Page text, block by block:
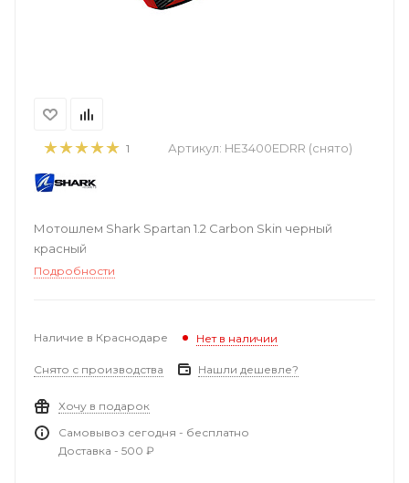
1 Артикул: HE3400EDRR (снято)
Мотошлем Shark Spartan 1.2 Carbon Skin черный
красный
Подробности
Наличие в Краснодаре Нет в наличии
Снято с производства Нашли дешевле?
Хочу в подарок
Самовывоз сегодня - бесплатно
Доставка - 500 ₽